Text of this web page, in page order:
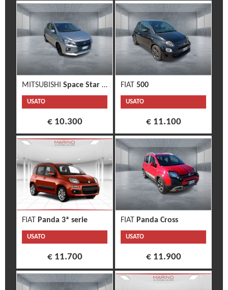
MITSUBISHI Space Star 3ª serie
USATO
€ 10.300
FIAT 500
USATO
€ 11.100
FIAT Panda 3ª serie
USATO
€ 11.700
FIAT Panda Cross
USATO
€ 11.900